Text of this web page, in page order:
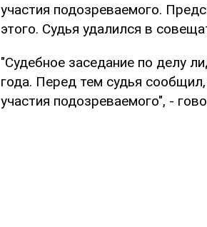
участия подозреваемого.
этого. Судья удалился в
"Судебное заседание по делу
года. Перед тем судья
участия подозреваемого", -